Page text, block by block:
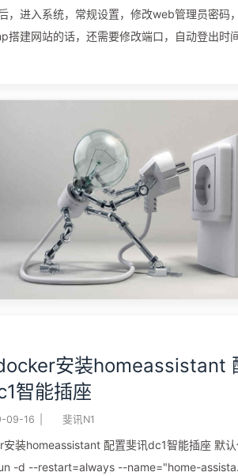
，进入系统，常规设置，修改web管理员密码
搭建网站的话，还需要修改端口，自动登出时
设置ftp nfs smb 等进入omv-extars，打开
据盘，避免8G内存不够用 安装transmission-
https://github.com/ronggang/transmission-
Installation-CN 安装最新发布版本 docker安
var/run/docker.sock –name prtain ...
安装homeassistant 配
智能插座
09-16 斐讯N1
配置斐讯dc1智能插座 默认代
-d --restart=always --name="home-